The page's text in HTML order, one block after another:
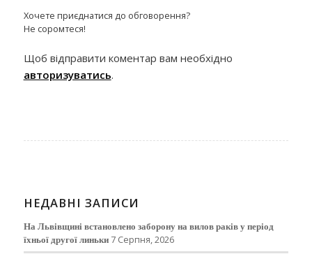
Хочете приєднатися до обговорення?
Не соромтеся!
Щоб відправити коментар вам необхідно
авторизуватись.
НЕДАВНІ ЗАПИСИ
На Львівщині встановлено заборону на вилов раків у період
їхньої другої линьки 7 Серпня, 2026